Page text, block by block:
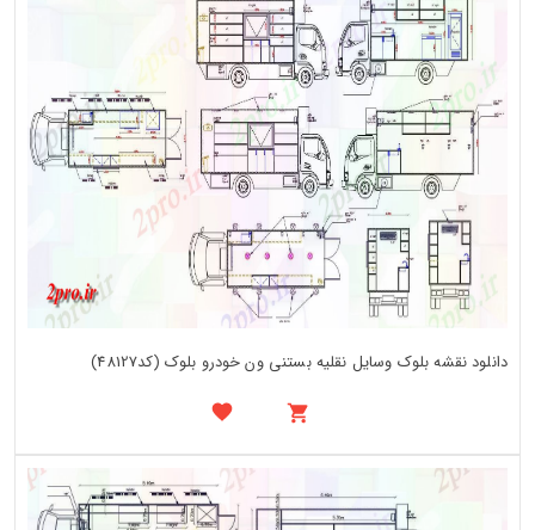
دانلود نقشه بلوک وسایل نقلیه بستنی ون خودرو بلوک (کد48127)